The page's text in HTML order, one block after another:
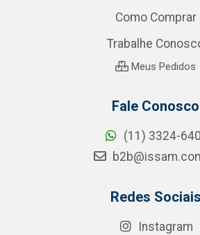
Como Comprar
Trabalhe
Meus Pedidos
Fale Conosco
(11) 3324-
Redes Sociais
Instagram